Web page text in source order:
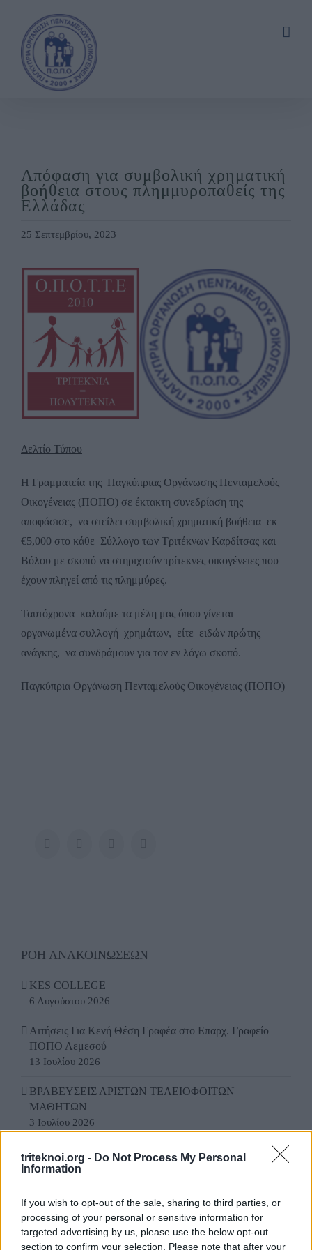
triteknoi.org - Do Not Process My Personal
Information
If you wish to opt-out of the sale, sharing to third parties, or
processing of your personal or sensitive information for
targeted advertising by us, please use the below opt-out
section to confirm your selection. Please note that after your
content
Απόφαση για συμβολική χρηματική
βοήθεια στους πλημμυροπαθείς της
Ελλάδας
25 Σεπτεμβρίου, 2023
View
Image
Δελτίο Τύπου
Η Γραμματεία της Παγκύπριας Οργάνωσης Πενταμελούς
Οικογένειας (ΠΟΠΟ) σε έκτακτη συνεδρίαση της
αποφάσισε, να στείλει συμβολική χρηματική βοήθεια εκ
€5,000 στο κάθε Σύλλογο των Τριτέκνων Καρδίτσας και
Βόλου με σκοπό να στηριχτούν τρίτεκνες οικογένειες που
έχουν πληγεί από τις πλημμύρες.
Ταυτόχρονα καλούμε τα μέλη μας όπου γίνεται
οργανωμένα συλλογή χρημάτων, είτε ειδών πρώτης
ανάγκης, να συνδράμουν για τον εν λόγω σκοπό.
Παγκύπρια Οργάνωση Πενταμελούς Οικογένειας (ΠΟΠΟ)
ΡΟΗ ΑΝΑΚΟΙΝΩΣΕΩΝ
KES COLLEGE
6 Αυγούστου 2026
Αιτήσεις Για Κενή Θέση Γραφέα στο Επαρχ. Γραφείο
ΠΟΠΟ Λεμεσού
13 Ιουλίου 2026
ΒΡΑΒΕΥΣΕΙΣ ΑΡΙΣΤΩΝ ΤΕΛΕΙΟΦΟΙΤΩΝ
ΜΑΘΗΤΩΝ
3 Ιουλίου 2026
ΕΚΠΤΩΣΗ ΣΤΗ ΦΟΡΟΛΟΓΙΑ ΣΚΥΒΑΛΩΝ ΓΙΑ ΤΟ
2026
ΕΚΠΤΩΣΗ ΣΤΑ ΣΚΥΒΑΛΑ ΑΠΟ ΔΗΜΟ
ΛΕΥΚΩΣΙΑΣ
11 Ιουνίου 2026